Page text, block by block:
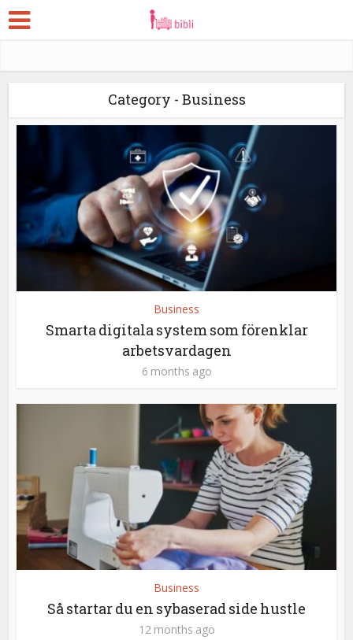
Category - Business
Business
Smarta digitala system som förenklar
arbetsvardagen
6 months ago
Business
Så startar du en sybaserad side hustle
12 months ago